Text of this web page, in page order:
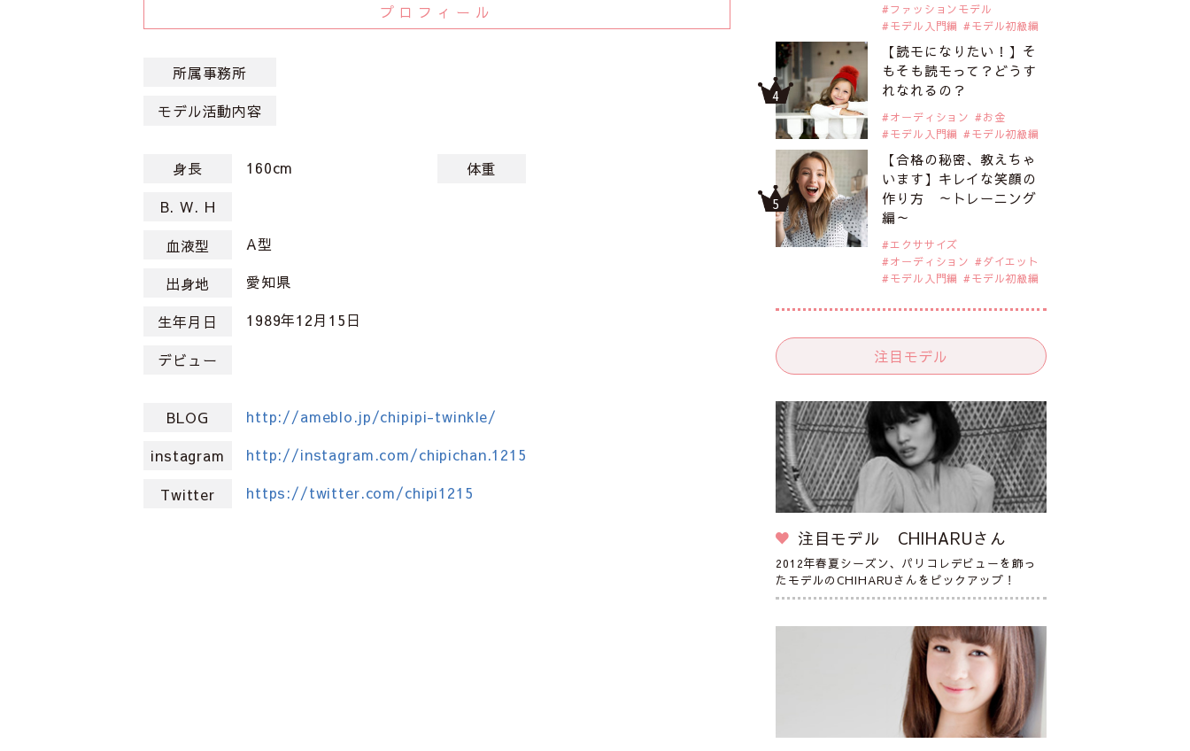
プロフィール
所属事務所
モデル活動内容
身長 160cm
体重
B. W. H
血液型
A型
出身地 愛知県
生年月日 1989年12月15日
デビュー
BLOG http://ameblo.jp/chipipi-twinkle/
instagram http://instagram.com/chipichan.1215
Twitter https://twitter.com/chipi1215
ファッションモデル
モデル入門編
モデル初級編
【読モになりたい！】そ
もそも読モって？どうす
れなれるの？
オーディション
お金
モデル入門編
モデル初級編
【合格の秘密、教えちゃ
います】キレイな笑顔の
作り方 ～トレーニング
編～
エクササイズ
オーディション
ダイエット
モデル入門編
モデル初級編
注目モデル
注目モデル CHIHARUさん
2012年春夏シーズン、パリコレデビューを飾っ
たモデルのCHIHARUさんをピックアップ！